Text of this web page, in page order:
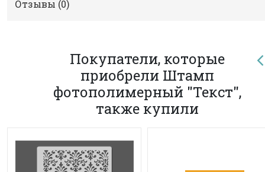
Отзывы (0)
Покупатели, которые
приобрели Штамп
фотополимерный "Текст",
также купили